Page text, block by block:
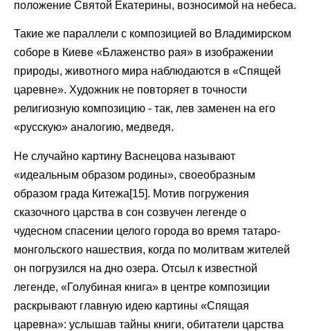
положение Святой Екатерины, возносимой на небеса.
Такие же параллели с композицией во Владимирском
соборе в Киеве «Блаженство рая» в изображении
природы, животного мира наблюдаются в «Спящей
царевне». Художник не повторяет в точности
религиозную композицию - так, лев заменен на его
«русскую» аналогию, медведя.
Не случайно картину Васнецова называют
«идеальным образом родины», своеобразным
образом града Китежа[15]. Мотив погружения
сказочного царства в сон созвучен легенде о
чудесном спасении целого города во время татаро-
монгольского нашествия, когда по молитвам жителей
он погрузился на дно озера. Отсыл к известной
легенде, «Голубиная книга» в центре композиции
раскрывают главную идею картины «Спящая
царевна»: услышав тайны книги, обитатели царства